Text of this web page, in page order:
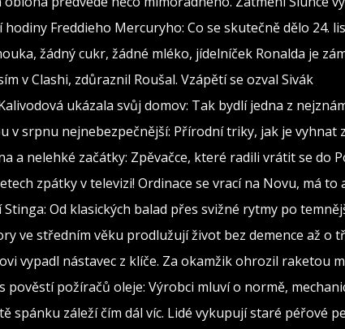
hodiny Freddieho Mercuryho: Co se skutečně dělo 24.
žádný cukr, žádné mléko, jídelníček Ronalda je
v Clashi, zdůraznil Roušal. Vzápětí se ozval Sivák
ukázala svůj domov: Tak bydlí jedna z
v srpnu nejnebezpečnější: Přírodní triky, jak je vyhnat
a nelehké začátky: Zpěvačce, které radili vrátit se do
zpátky v televizi! Ordinace se vrací na Novu, má to
Stinga: Od klasických balad přes svižné rytmy po
ve středním věku prodlužují život bez demence až o
vypadl nástavec z klíče. Za okamžik ohrozil raketou
pověstí požíračů oleje: Výrobci mluví o normě,
spánku záleží čím dál víc. Lidé vykupují staré péřové